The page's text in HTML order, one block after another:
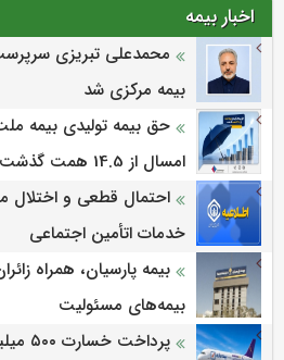
اخبار بیمه
محمدعلی تبریزی
بیمه مركزی شد
حق بیمه تولیدی بیمه
امسال از 14.5 همت گذشت
احتمال قطعی و اختلال
خدمات اتأمین اجتماعی
بیمه پارسیان، همراه
بیمه‌های مسئولیت